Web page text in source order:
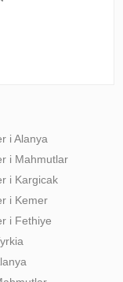
i Alanya
i Mahmutlar
i Kargicak
i Kemer
i Fethiye